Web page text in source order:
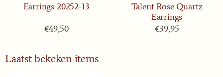
Earrings 20252-13
Prijs: 49,50
€49,50
Talent Rose Quartz
Earrings
Prijs: 39,95
€39,95
Laatst bekeken items